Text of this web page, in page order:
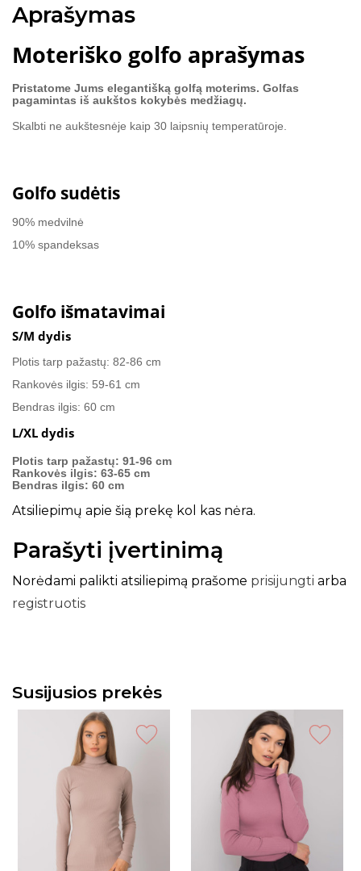
Aprašymas
Moteriško golfo aprašymas
Pristatome Jums elegantišką golfą moterims. Golfas
pagamintas iš aukštos kokybės medžiagų.
Skalbti ne aukštesnėje kaip 30 laipsnių temperatūroje.
Golfo sudėtis
90% medvilnė
10% spandeksas
Golfo išmatavimai
S/M dydis
Plotis tarp pažastų: 82-86 cm
Rankovės ilgis: 59-61 cm
Bendras ilgis: 60 cm
L/XL dydis
Plotis tarp pažastų: 91-96 cm
Rankovės ilgis: 63-65 cm
Bendras ilgis: 60 cm
Atsiliepimų apie šią prekę kol kas nėra.
Parašyti įvertinimą
Norėdami palikti atsiliepimą prašome prisijungti arba
registruotis
Susijusios prekės